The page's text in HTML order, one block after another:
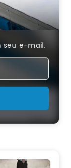
seu e-mail.